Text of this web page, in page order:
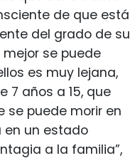
de que está
del grado de su
se puede
es muy lejana,
7 años a 15, que
se puede morir en
en un estado
a la familia”,